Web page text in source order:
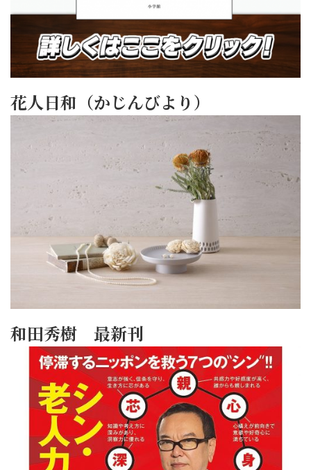
花人日和（かじんびより）
和田秀樹 最新刊